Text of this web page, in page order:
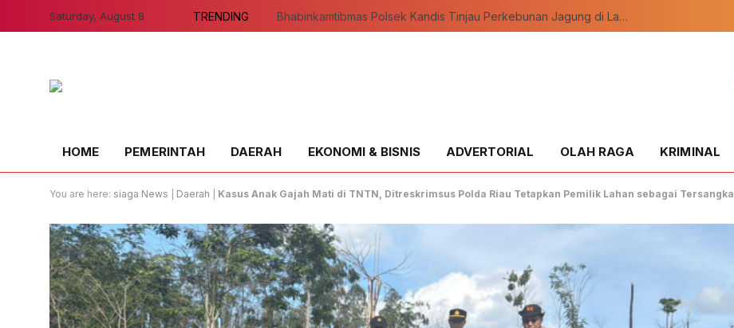
Saturday, August 8 TRENDING Bhabinkamtibmas Polsek Kandis Tinjau Perkebunan Jagung di Lahan Tumpang Sari Seluas 12 Hektar
HOME PEMERINTAH DAERAH EKONOMI & BISNIS ADVERTORIAL OLAH RAGA KRIMINAL
You are here: siaga News Daerah Kasus Anak Gajah Mati di TNTN, Ditreskrimsus Polda Riau Tetapkan Pemilik Lahan sebagai Tersangka